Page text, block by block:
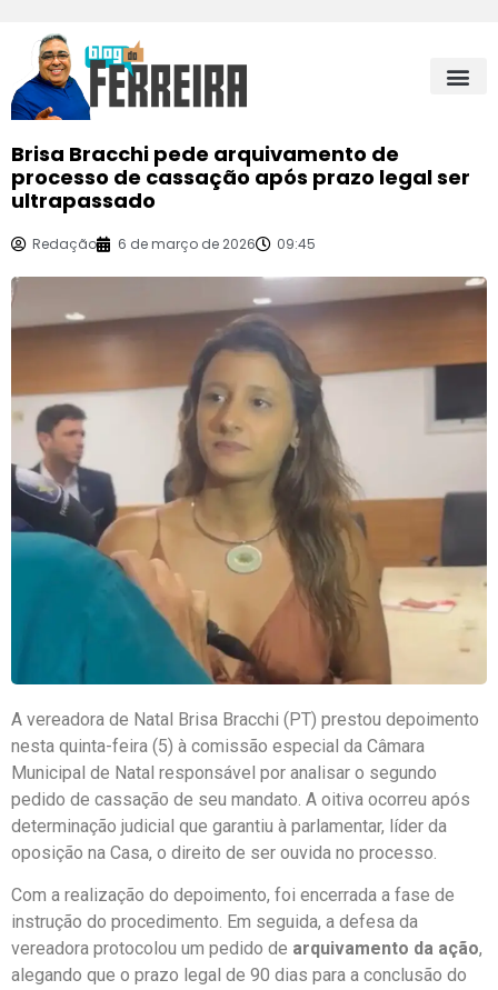
Brisa Bracchi pede arquivamento de
processo de cassação após prazo legal ser
ultrapassado
Redação 6 de março de 2026 09:45
A vereadora de Natal Brisa Bracchi (PT) prestou depoimento
nesta quinta-feira (5) à comissão especial da Câmara
Municipal de Natal responsável por analisar o segundo
pedido de cassação de seu mandato. A oitiva ocorreu após
determinação judicial que garantiu à parlamentar, líder da
oposição na Casa, o direito de ser ouvida no processo.
Com a realização do depoimento, foi encerrada a fase de
instrução do procedimento. Em seguida, a defesa da
vereadora protocolou um pedido de arquivamento da ação,
alegando que o prazo legal de 90 dias para a conclusão do